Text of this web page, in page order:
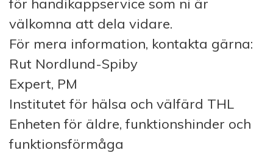
för handikappservice som ni är
välkomna att dela vidare.
För mera information, kontakta gärna:
Rut Nordlund-Spiby
Expert, PM
Institutet för hälsa och välfärd THL
Enheten för äldre, funktionshinder och
funktionsförmåga